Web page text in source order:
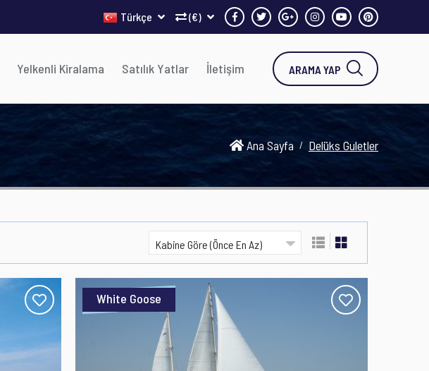
(€)
Türkçe
Yelkenli Kiralama Satılık Yatlar İletişim ARAMA YAP
Ana Sayfa Delüks Guletler
White Goose